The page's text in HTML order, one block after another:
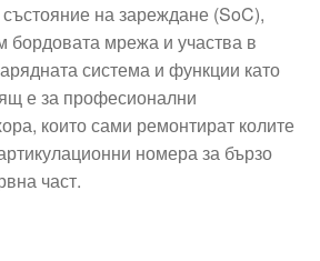
на зареждане (SoC),
бордовата мрежа и участва в
система и функции като
е за професионални
които сами ремонтират колите
номера за бързо
част.